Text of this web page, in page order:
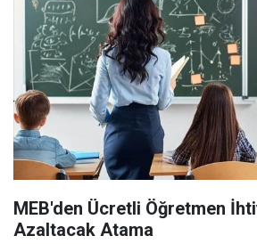
MEB'den Ücretli Öğretmen
Azaltacak Atama